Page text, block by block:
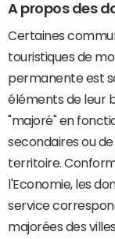
A propos des
Certaines
touristiques de
permanente est
éléments de leur
"majoré" en
secondaires ou
territoire.
l'Economie, les
service
majorées des